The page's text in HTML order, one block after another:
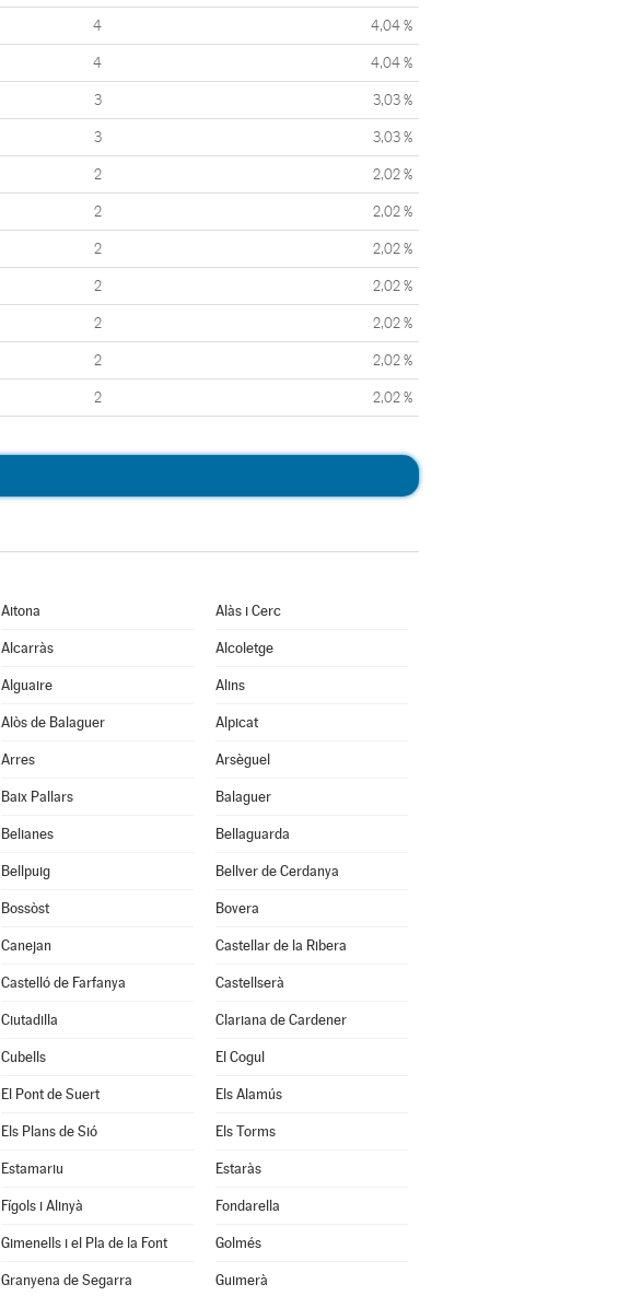
4 4,04 %
4 4,04 %
3 3,03 %
3 3,03 %
2 2,02 %
2 2,02 %
2 2,02 %
2 2,02 %
2 2,02 %
2 2,02 %
2 2,02 %
Aitona Alàs i Cerc
Alcarràs Alcoletge
Alguaire Alins
Alòs de Balaguer Alpicat
Arres Arsèguel
Baix Pallars Balaguer
Belianes Bellaguarda
Bellpuig Bellver de Cerdanya
Bossòst Bovera
Canejan Castellar de la Ribera
Castelló de Farfanya Castellserà
Ciutadilla Clariana de Cardener
Cubells El Cogul
El Pont de Suert Els Alamús
Els Plans de Sió Els Torms
Estamariu Estaràs
Fígols i Alinyà Fondarella
Gimenells i el Pla de la Font Golmés
Granyena de Segarra Guimerà